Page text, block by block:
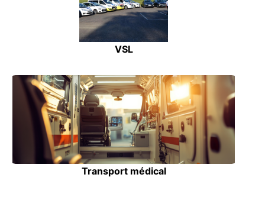
VSL
Transport médical